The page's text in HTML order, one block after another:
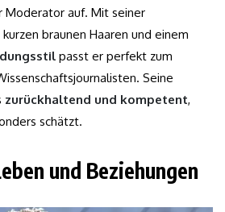
Moderator auf. Mit seiner
kurzen braunen Haaren und einem
passt er perfekt zum
Seine
zurückhaltend und kompetent,
schätzt.
und Beziehungen